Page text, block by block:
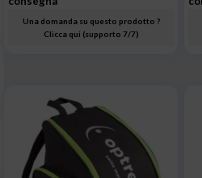
Una domanda su questo prodotto ?
Clicca qui (supporto 7/7)